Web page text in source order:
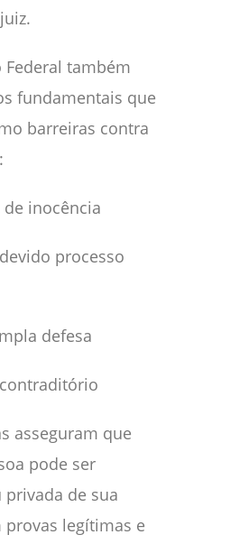
Federal também
fundamentais que
barreiras contra
de inocência
processo
defesa
asseguram que
pode ser
de sua
legítimas e